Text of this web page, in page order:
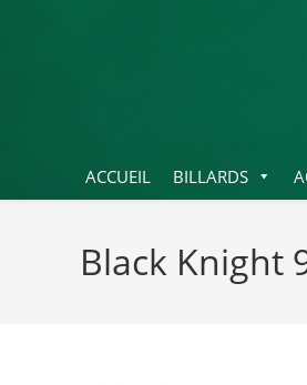
ACCUEIL BILLARDS
Black Knight